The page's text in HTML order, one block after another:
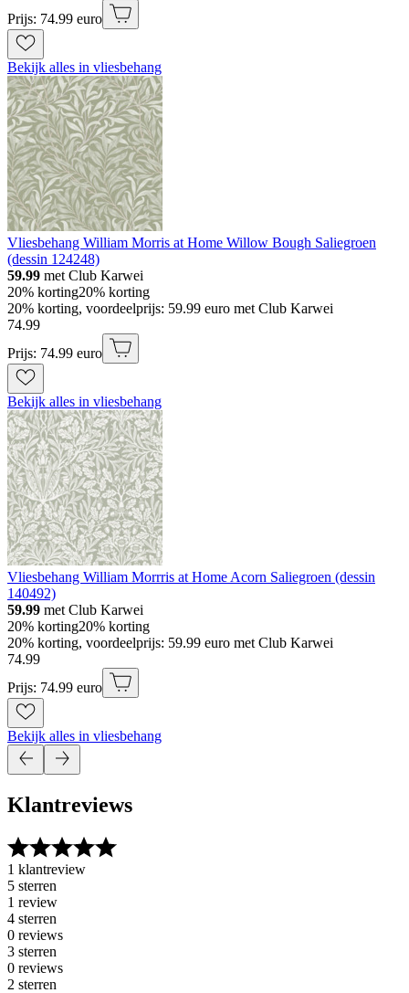
Prijs: 74.99 euro
Bekijk alles in vliesbehang
Vliesbehang William Morris at Home Willow Bough Saliegroen
(dessin 124248)
59.99 met Club Karwei
20% korting20% korting
20% korting, voordeelprijs: 59.99 euro met Club Karwei
74.99
Prijs: 74.99 euro
Bekijk alles in vliesbehang
Vliesbehang William Morrris at Home Acorn Saliegroen (dessin
140492)
59.99 met Club Karwei
20% korting20% korting
20% korting, voordeelprijs: 59.99 euro met Club Karwei
74.99
Prijs: 74.99 euro
Bekijk alles in vliesbehang
Klantreviews
1 klantreview
5 sterren
1 review
4 sterren
0 reviews
3 sterren
0 reviews
2 sterren